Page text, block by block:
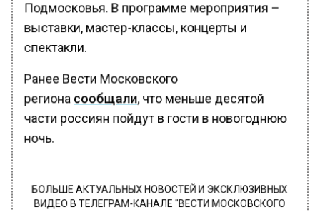
Подмосковья. В программе мероприятия –
выставки, мастер-классы, концерты и
спектакли.
Ранее Вести Московского
региона сообщали, что меньше десятой
части россиян пойдут в гости в новогоднюю
ночь.
БОЛЬШЕ АКТУАЛЬНЫХ НОВОСТЕЙ И ЭКСКЛЮЗИВНЫХ
ВИДЕО В ТЕЛЕГРАМ-КАНАЛЕ "ВЕСТИ МОСКОВСКОГО